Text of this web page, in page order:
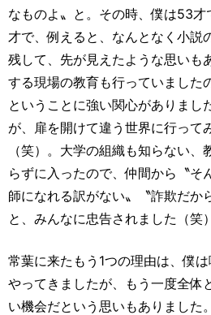
なものよ〟と。その時、僕は53
才で、例えると、なんとなく小説
残して、先が見えたような思いも
する現場の教育も行っていました
ということに強い関心がありまし
が、扉を開けて違う世界に行って
（笑）。大学の組織も知らない
らずに入ったので、仲間から〝そ
師になれる訳がない〟〝詐欺だか
と、みんなに忠告されました（笑
常葉に来たもう1つの理由は、僕
やってきましたが、もう一度全体
い機会だという思いもありました